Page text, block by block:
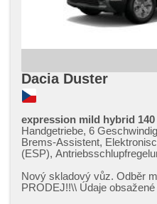
Dacia Duster
expression mild hybrid 140
Handgetriebe, 6
Brems-Assistent,
(ESP),
rozjezdu do kopce (HSA),
Ermüdung des Fahrers,
Nový skladový vůz. Odběr
PRODEJ!!\\ Údaje